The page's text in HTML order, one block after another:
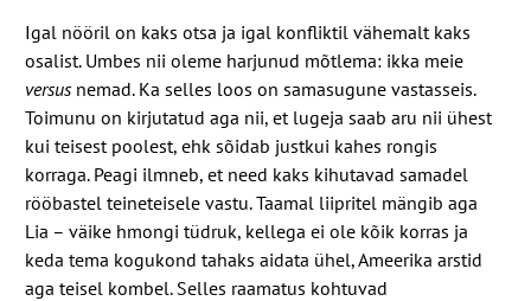
Igal nööril on kaks otsa ja igal konfliktil vähemalt kaks
osalist. Umbes nii oleme harjunud mõtlema: ikka meie
versus nemad. Ka selles loos on samasugune vastasseis.
Toimunu on kirjutatud aga nii, et lugeja saab aru nii ühest
kui teisest poolest, ehk sõidab justkui kahes rongis
korraga. Peagi ilmneb, et need kaks kihutavad samadel
rööbastel teineteisele vastu. Taamal liipritel mängib aga
Lia – väike hmongi tüdruk, kellega ei ole kõik korras ja
keda tema kogukond tahaks aidata ühel, Ameerika arstid
aga teisel kombel. Selles raamatus kohtuvad